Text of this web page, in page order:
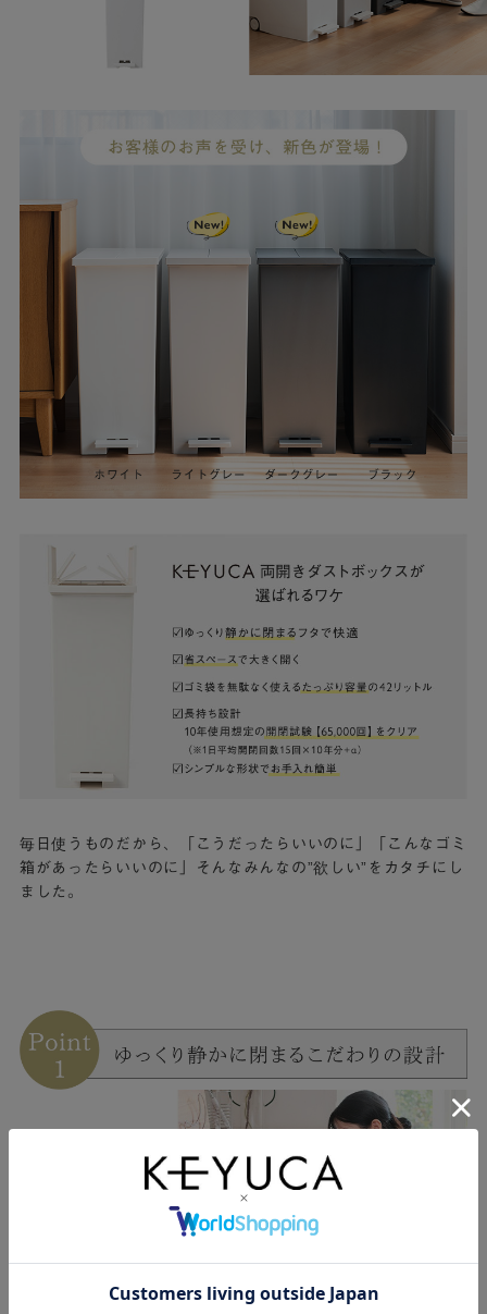
毎日使うものだから、「こうだったらいいのに」「こんなゴミ
箱があったらいいのに」そんなみんなの”欲しい”をカタチにし
ました。